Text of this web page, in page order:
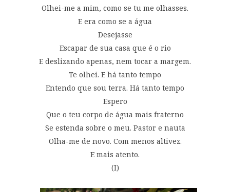
Olhei-me a mim, como se tu me olhasses.
E era como se a água
Desejasse
Escapar de sua casa que é o rio
E deslizando apenas, nem tocar a margem.
Te olhei. E há tanto tempo
Entendo que sou terra. Há tanto tempo
Espero
Que o teu corpo de água mais fraterno
Se estenda sobre o meu. Pastor e nauta
Olha-me de novo. Com menos altivez.
E mais atento.
(I)